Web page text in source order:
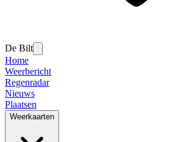
De Bilt
Home
Weerbericht
Regenradar
Nieuws
Plaatsen
Weerkaarten